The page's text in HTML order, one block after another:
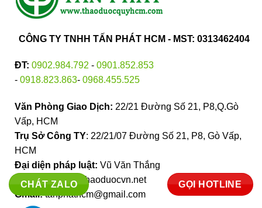
CÔNG TY TNHH TẤN PHÁT HCM - MST: 0313462404
ĐT: 0902.984.792 - 0901.852.853
- 0918.823.863- 0968.455.525
Văn Phòng Giao Dịch: 22/21 Đường Số 21, P8,Q.Gò
Vấp, HCM
Trụ Sở Công TY: 22/21/07 Đường Số 21, P8, Gò Vấp,
HCM
Đại diện pháp luật: Vũ Văn Thắng
Website:https://thaoduocvn.net
Gmail:tanphathcm@gmail.com
CHÁT ZALO GỌI HOTLINE